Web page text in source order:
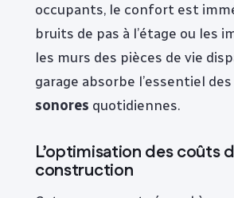
occupants, le confort est
bruits de pas à l’étage ou les
les murs des pièces de vie
garage absorbe l’essentiel des
sonores quotidiennes.
L’optimisation des coûts
construction